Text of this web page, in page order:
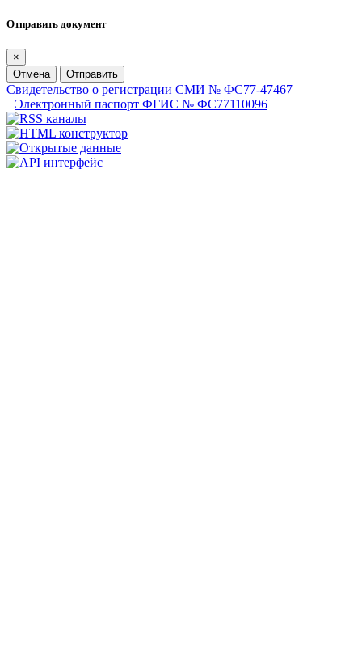
Отправить документ
×
Отмена
Отправить
Свидетельство о регистрации СМИ № ФС77-47467
Электронный паспорт ФГИС № ФС77110096